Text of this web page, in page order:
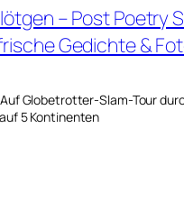
– Post Poetry
Gedichte &
Globetrotter-Slam-Tour
5 Kontinenten